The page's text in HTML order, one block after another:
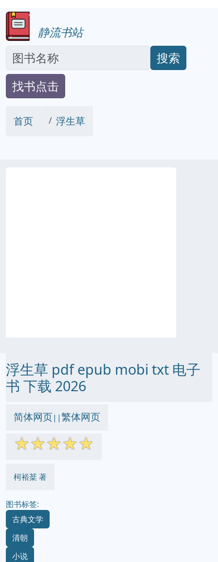
静流书站
搜索
找书点击
首页 浮生草
浮生草 pdf epub mobi txt 电子
书 下载 2026
简体网页||繁体网页
☆☆☆☆☆
柯裕棻 著
图书标签:
古典文学
清朝
小说